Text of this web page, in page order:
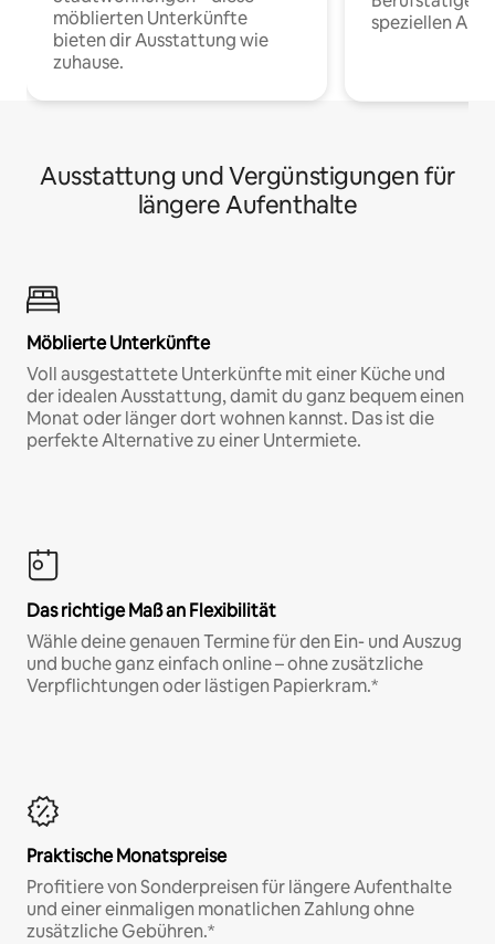
möblierten Unterkünfte
bieten dir Ausstattung wie
zuhause.
speziellen
Ausstattung und Vergünstigungen für
längere Aufenthalte
Möblierte Unterkünfte
Voll ausgestattete Unterkünfte mit einer Küche und
der idealen Ausstattung, damit du ganz bequem einen
Monat oder länger dort wohnen kannst. Das ist die
perfekte Alternative zu einer Untermiete.
Das richtige Maß an Flexibilität
Wähle deine genauen Termine für den Ein- und Auszug
und buche ganz einfach online – ohne zusätzliche
Verpflichtungen oder lästigen Papierkram.*
Praktische Monatspreise
Profitiere von Sonderpreisen für längere Aufenthalte
und einer einmaligen monatlichen Zahlung ohne
zusätzliche Gebühren.*